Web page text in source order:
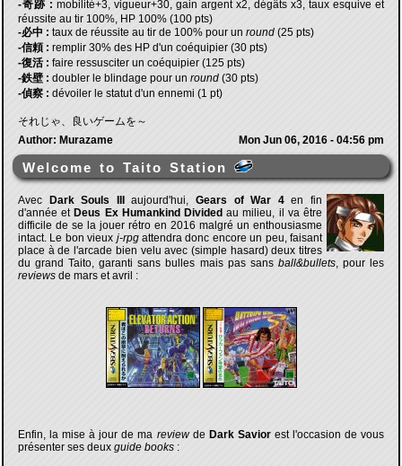
-奇跡 : mobilité+3, vigueur+30, gain argent x2, dégâts x3, taux esquive et
réussite au tir 100%, HP 100% (100 pts)
-必中 : taux de réussite au tir de 100% pour un round (25 pts)
-信頼 : remplir 30% des HP d'un coéquipier (30 pts)
-復活 : faire ressusciter un coéquipier (125 pts)
-鉄壁 : doubler le blindage pour un round (30 pts)
-偵察 : dévoiler le statut d'un ennemi (1 pt)
それじゃ、良いゲームを～
Author: Murazame
Mon Jun 06, 2016 - 04:56 pm
Welcome to Taito Station
Avec Dark Souls III aujourd'hui,Gears of War 4en fin
d'année et Deus Ex Humankind Divided au milieu, il va être
difficile de se la jouer rétro en 2016 malgré un enthousiasme
intact. Le bon vieux j-rpgattendra donc encore un peu, faisant
place à de l'arcade bien velu avec (simple hasard) deux titres
du grand Taito, garanti sans bulles mais pas sans ball&bullets, pour les
reviews de mars et avril :
Enfin, la mise à jour de ma reviewde Dark Saviorest l'occasion de vous
présenter ses deux guide books :